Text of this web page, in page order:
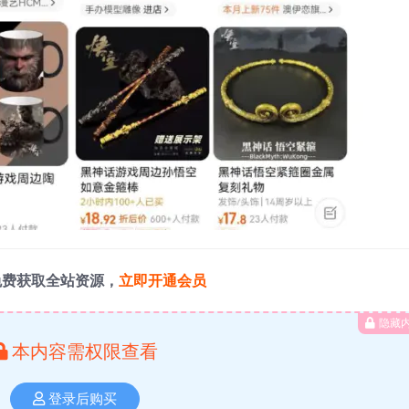
获取全站资源， 立即开通会员
隐藏
本内容需权限查看
登录后购买